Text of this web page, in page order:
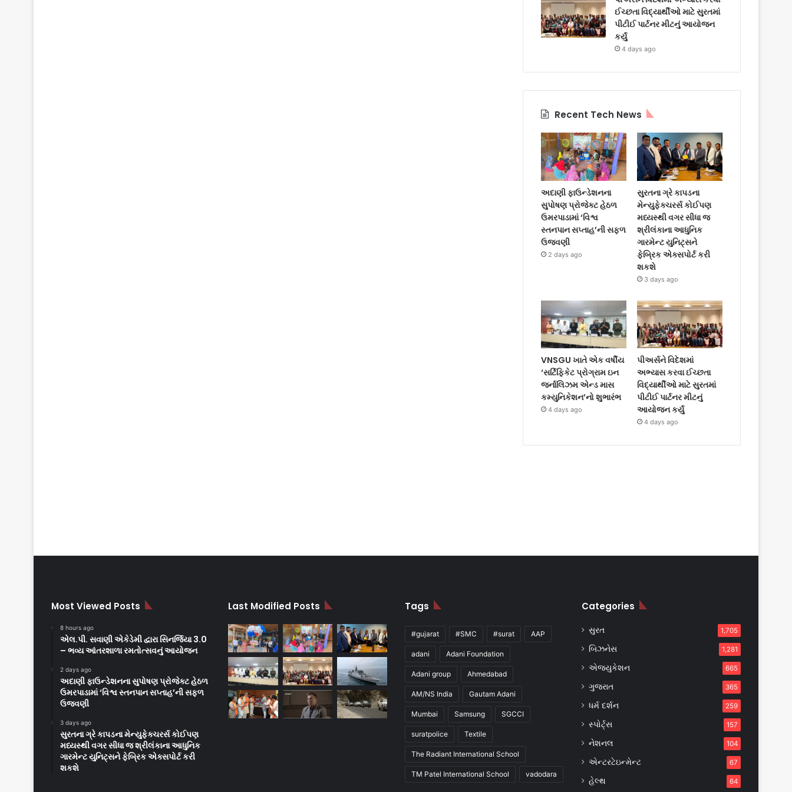
ઈચ્છતા વિદ્યાર્થીઓ માટે સુરતમાં
પીટીઈ પાર્ટનર મીટનું આયોજન
કર્યું
4 days ago
Recent Tech News
અદાણી ફાઉન્ડેશનના
સુપોષણ પ્રોજેક્ટ હેઠળ
ઉમરપાડામાં ‘વિશ્વ
સ્તનપાન સપ્તાહ’ની સફળ
ઉજવણી
2 days ago
સુરતના ગ્રે કાપડના
મેન્યુફેક્ચરર્સ કોઈપણ
મધ્યસ્થી વગર સીધા જ
શ્રીલંકાના આધુનિક
ગારમેન્ટ યુનિટ્સને
ફેબ્રિક એક્સપોર્ટ કરી
શકશે
3 days ago
VNSGU ખાતે એક વર્ષીય
‘સર્ટિફિકેટ પ્રોગ્રામ ઇન
જર્નાલિઝમ એન્ડ માસ
કમ્યુનિકેશન’નો શુભારંભ
4 days ago
પીઅર્સને વિદેશમાં
અભ્યાસ કરવા ઈચ્છતા
વિદ્યાર્થીઓ માટે સુરતમાં
પીટીઈ પાર્ટનર મીટનું
આયોજન કર્યું
4 days ago
Most Viewed Posts
8 hours ago
એલ.પી. સવાણી એકેડેમી દ્વારા સિનર્જિયા 3.0
– ભવ્ય આંતરશાળા રમતોત્સવનું આયોજન
2 days ago
અદાણી ફાઉન્ડેશનના સુપોષણ પ્રોજેક્ટ હેઠળ
ઉમરપાડામાં ‘વિશ્વ સ્તનપાન સપ્તાહ’ની સફળ
ઉજવણી
3 days ago
સુરતના ગ્રે કાપડના મેન્યુફેક્ચરર્સ કોઈપણ
મધ્યસ્થી વગર સીધા જ શ્રીલંકાના આધુનિક
ગારમેન્ટ યુનિટ્સને ફેબ્રિક એક્સપોર્ટ કરી
શકશે
Last Modified Posts Tags
#gujarat #SMC #surat AAP
adani Adani Foundation
Adani group Ahmedabad
AM/NS India Gautam Adani
Mumbai Samsung SGCCI
suratpolice Textile
The Radiant International School
TM Patel International School vadodara
Categories
સુરત 1,705
બિઝનેસ 1,281
એજ્યુકેશન 665
ગુજરાત 365
ધર્મ દર્શન 259
સ્પોર્ટ્સ 157
નેશનલ 104
એન્ટરટેઇન્મેન્ટ 67
હેલ્થ 64